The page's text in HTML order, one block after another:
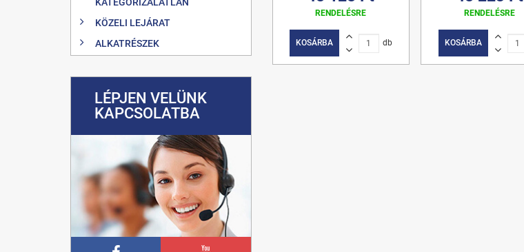
KÖZELI LEJÁRAT
ALKATRÉSZEK
LÉPJEN VELÜNK
KAPCSOLATBA
RENDELÉSRE
KOSÁRBA db
RENDELÉSRE
KOSÁRBA